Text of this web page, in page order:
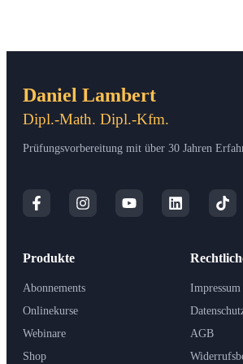
Daniel Lambert
Dipl.-Math. Dipl.-Kfm.
Prüfungsvorbereitung mit über 30 Jahren
Produkte
Abonnements
Onlinekurse
Webinare
Shop
Impressum
AGB